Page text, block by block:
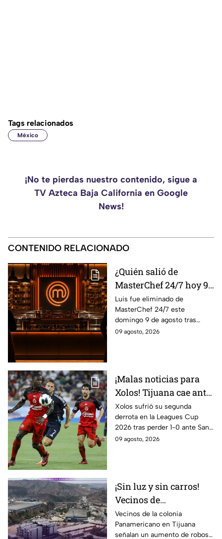
Tags relacionados
México
¡No te pierdas nuestro contenido, sigue a
TV Azteca Baja California en Google
News!
CONTENIDO RELACIONADO
¿Quién salió de
MasterChef 24/7 hoy 9
de agosto? Este
participante quedó
eliminado
Luis fue eliminado de
MasterChef 24/7 este
domingo 9 de agosto tras
enfrentarse a Ixdit y Michelle
09 agosto, 2026
¡Malas noticias para
Xolos! Tijuana cae ante
San Diego FC y
complica su camino en
la Leagues Cup 2026
Xolos sufrió su segunda
derrota en la Leagues Cup
2026 tras perder 1-0 ante San
Diego FC. Tijuana todavía tiene
09 agosto, 2026
¡Sin luz y sin carros!
Vecinos de
Panamericano en
Tijuana viven bajo la
Vecinos de la colonia
Panamericano en Tijuana
señalan un aumento de robos